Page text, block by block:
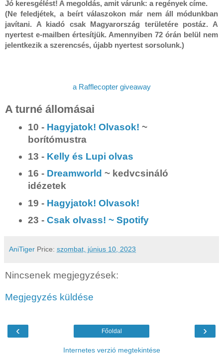
Jó keresgélést! A megoldás, amit várunk: a regények címe.
(Ne feledjétek, a beírt válaszokon már nem áll módunkban
javítani. A kiadó csak Magyarország területére postáz. A
nyertest e-mailben értesítjük. Amennyiben 72 órán belül nem
a Rafflecopter giveaway
A turné állomásai
10 - Hagyjatok! Olvasok! ~
borítómustra
13 - Kelly és Lupi olvas
16 - Dreamworld ~ kedvcsináló
idézetek
19 - Hagyjatok! Olvasok!
23 -Csak olvass! ~ Spotify
AniTiger Price: szombat, június 10, 2023
Nincsenek megjegyzések:
Megjegyzés küldése
‹ ›
Főoldal
Internetes verzió megtekintése